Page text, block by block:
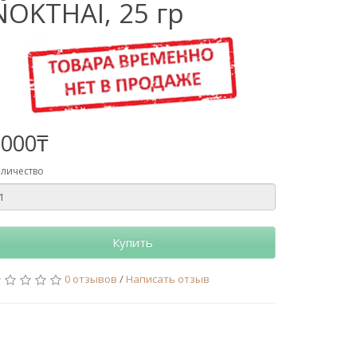
25 гр
Купить
0 отзывов / Написать отзыв